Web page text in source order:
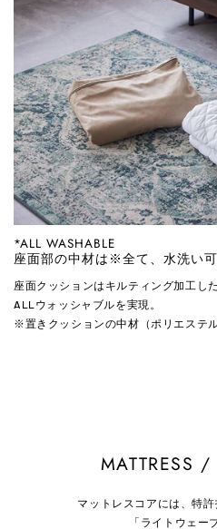
*ALL WASHABLE
座面部の中材は※全て、水洗い
座面クッションはキルティング加工し
ALLウォッシャブルを実現。
※置きクッションの中材（ポリエステ
MATTRESS /
マットレスコアには、特
「ライトウェー